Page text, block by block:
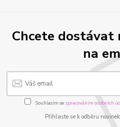
Chcete dostávat
na
Souhlasím se zpracováním osobních
Přihlaste se k odběru